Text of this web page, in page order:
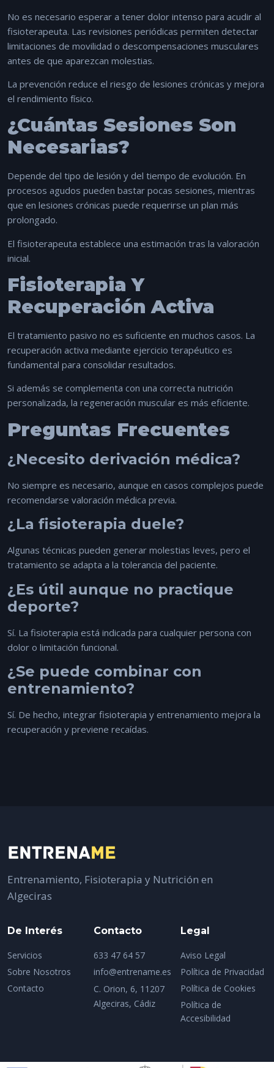
No es necesario esperar a tener dolor intenso para acudir al
fisioterapeuta. Las revisiones periódicas permiten detectar
limitaciones de movilidad o descompensaciones musculares
antes de que aparezcan molestias.
La prevención reduce el riesgo de lesiones crónicas y mejora
el rendimiento físico.
¿Cuántas Sesiones Son
Necesarias?
Depende del tipo de lesión y del tiempo de evolución. En
procesos agudos pueden bastar pocas sesiones, mientras
que en lesiones crónicas puede requerirse un plan más
prolongado.
El fisioterapeuta establece una estimación tras la valoración
inicial.
Fisioterapia Y
Recuperación Activa
El tratamiento pasivo no es suficiente en muchos casos. La
recuperación activa mediante ejercicio terapéutico es
fundamental para consolidar resultados.
Si además se complementa con una correcta nutrición
personalizada, la regeneración muscular es más eficiente.
Preguntas Frecuentes
¿Necesito derivación médica?
No siempre es necesario, aunque en casos complejos puede
recomendarse valoración médica previa.
¿La fisioterapia duele?
Algunas técnicas pueden generar molestias leves, pero el
tratamiento se adapta a la tolerancia del paciente.
¿Es útil aunque no practique
deporte?
Sí. La fisioterapia está indicada para cualquier persona con
dolor o limitación funcional.
¿Se puede combinar con
entrenamiento?
Sí. De hecho, integrar fisioterapia y entrenamiento mejora la
recuperación y previene recaídas.
Entrenamiento, Fisioterapia y Nutrición en
Algeciras
De Interés
Servicios
Sobre Nosotros
Contacto
Contacto
633 47 64 57
info@entrename.es
C. Orion, 6, 11207
Algeciras, Cádiz
Legal
Aviso Legal
Política de Privacidad
Política de Cookies
Política de
Accesibilidad